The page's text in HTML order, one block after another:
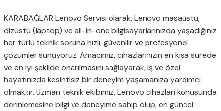
KARABAĞLAR Lenovo Servisi olarak, Lenovo masaüstü,
dizüstü (laptop) ve all-in-one bilgisayarlarınızda yaşadığınız
her türlü teknik soruna hızlı, güvenilir ve profesyonel
çözümler sunuyoruz. Amacımız, cihazlarınızın en kısa sürede
ve en iyi şekilde onarılmasını sağlayarak, iş ve özel
hayatınızda kesintisiz bir deneyim yaşamanıza yardımcı
olmaktır. Uzman teknik ekibimiz, Lenovo cihazları konusunda
derinlemesine bilgi ve deneyime sahip olup, en güncel